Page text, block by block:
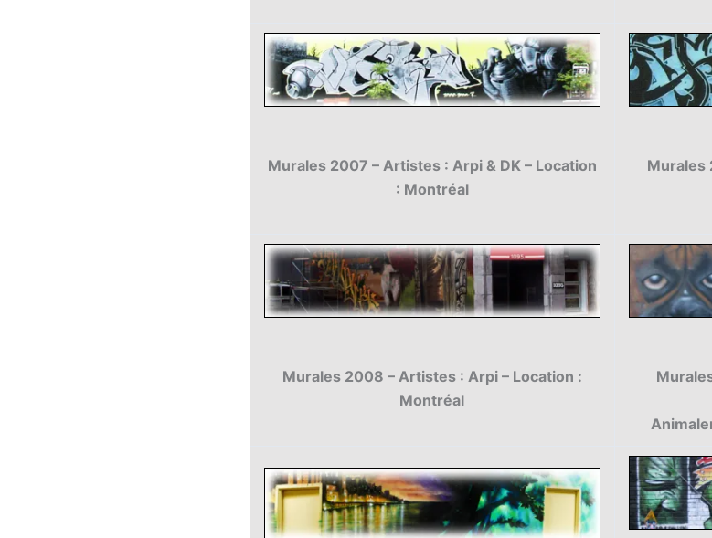
Murales 2007 – Artistes : Arpi & DK – Location
: Montréal
Murales
Murales 2008 – Artistes : Arpi – Location :
Montréal